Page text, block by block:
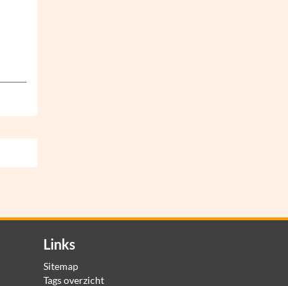
Links
Sitemap
Tags overzicht